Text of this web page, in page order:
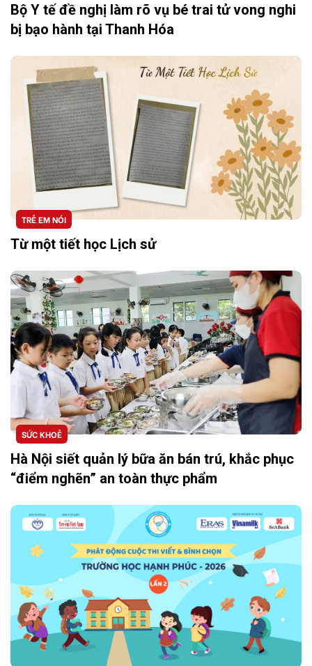
Bộ Y tế đề nghị làm rõ vụ bé trai tử vong nghi
bị bạo hành tại Thanh Hóa
TRẺ EM NÓI
Từ một tiết học Lịch sử
SỨC KHOẺ
Hà Nội siết quản lý bữa ăn bán trú, khắc phục
“điểm nghẽn” an toàn thực phẩm